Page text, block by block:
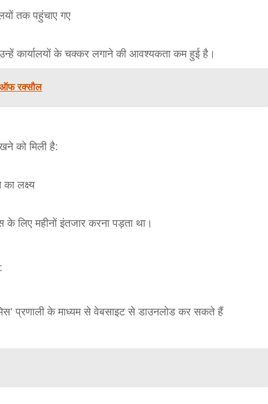
तक पहुंचाए गए
कार्यालयों के चक्कर लगाने की आवश्यकता कम हुई है।
ऑफ रक्सौल
को मिली है:
लक्ष्य
लिए महीनों इंतजार करना पड़ता था।
प्रणाली के माध्यम से वेबसाइट से डाउनलोड कर सकते हैं
6 months ago